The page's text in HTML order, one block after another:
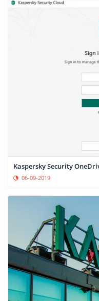
Kaspersky Security
06-09-2019